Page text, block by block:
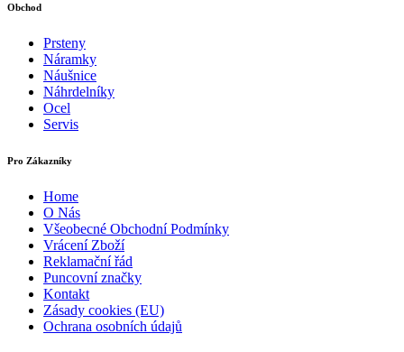
Obchod
Prsteny
Náramky
Náušnice
Náhrdelníky
Ocel
Servis
Pro Zákazníky
Home
O Nás
Všeobecné Obchodní Podmínky
Vrácení Zboží
Reklamační řád
Puncovní značky
Kontakt
Zásady cookies (EU)
Ochrana osobních údajů